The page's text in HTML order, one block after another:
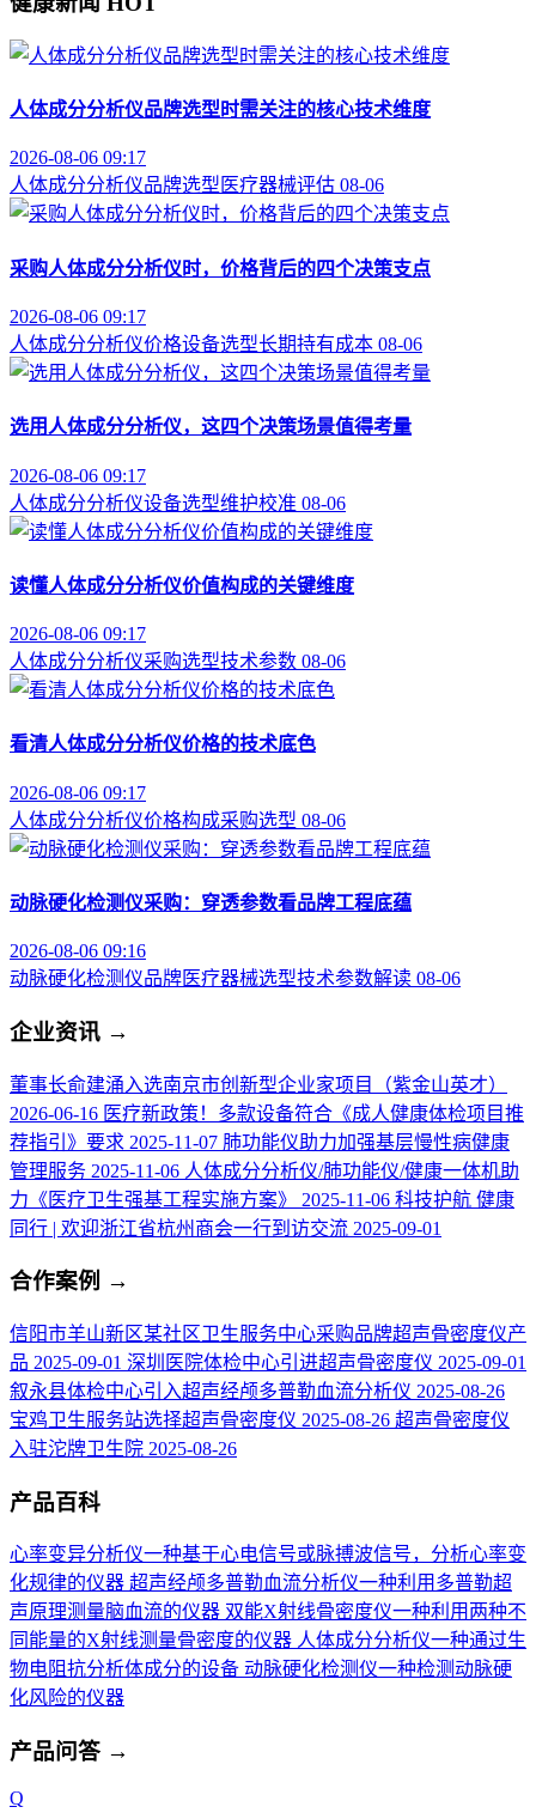
人体成分分析仪品牌选型时需关注的核心技术维度
2026-08-06 09:17
人体成分分析仪品牌选型 医疗器械评估 08-06
采购人体成分分析仪时，价格背后的四个决策支点
2026-08-06 09:17
人体成分分析仪价格设备选型长期持有成本 08-06
选用人体成分分析仪，这四个决策场景值得考量
2026-08-06 09:17
人体成分分析仪设备选型维护校准 08-06
读懂人体成分分析仪价值构成的关键维度
2026-08-06 09:17
人体成分分析仪采购选型技术参数 08-06
看清人体成分分析仪价格的技术底色
2026-08-06 09:17
人体成分分析仪价格构成采购选型 08-06
动脉硬化检测仪采购：穿透参数看品牌工程底蕴
2026-08-06 09:16
动脉硬化检测仪品牌医疗器械选型技术参数解读 08-06
企业资讯 →
董事长俞建涌入选南京市创新型企业家项目（紫金山英才）
2026-06-16 医疗新政策！多款设备符合《成人健康体检项目推
荐指引》要求 2025-11-07 肺功能仪助力加强基层慢性病健康
管理服务 2025-11-06 人体成分分析仪/肺功能仪/健康一体机助
力《医疗卫生强基工程实施方案》
2025-11-06 科技护航 健康
同行 | 欢迎浙江省杭州商会一行到访交流 2025-09-01
合作案例 →
信阳市羊山新区某社区卫生服务中心采购品牌超声骨密度仪产
品 2025-09-01 深圳医院体检中心引进超声骨密度仪 2025-09-01
叙永县体检中心引入超声经颅多普勒血流分析仪 2025-08-26
宝鸡卫生服务站选择超声骨密度仪 2025-08-26 超声骨密度仪
入驻沱牌卫生院 2025-08-26
产品百科
心率变异分析仪一种基于心电信号或脉搏波信号，分析心率变
化规律的仪器 超声经颅多普勒血流分析仪一种利用多普勒超
声原理测量脑血流的仪器 双能X射线骨密度仪一种利用两种不
同能量的X射线测量骨密度的仪器 人体成分分析仪一种通过生
物电阻抗分析体成分的设备 动脉硬化检测仪一种检测动脉硬
化风险的仪器
产品问答 →
Q